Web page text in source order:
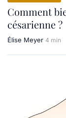
Comment
césarienne ?
Élise Meyer 4 min